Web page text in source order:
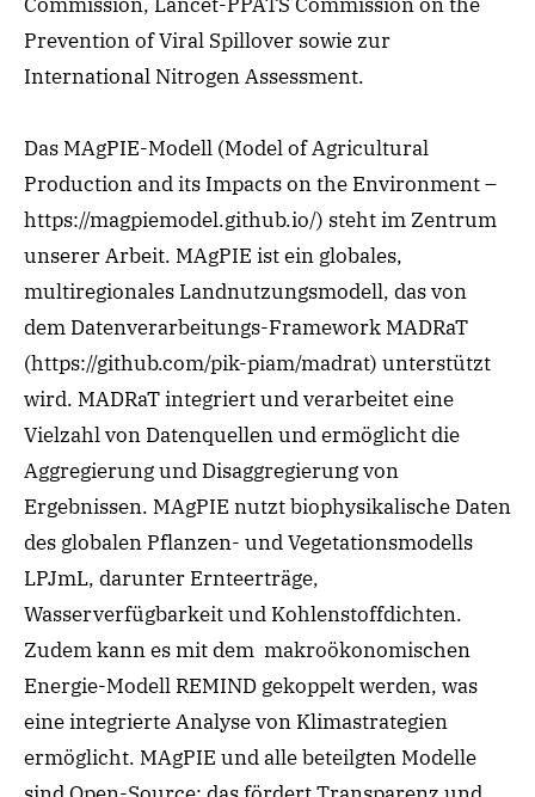
Prevention of Viral Spillover sowie zur
International Nitrogen Assessment.
Das MAgPIE-Modell (Model of Agricultural
Production and its Impacts on the Environment –
https://magpiemodel.github.io/) steht im Zentrum
unserer Arbeit. MAgPIE ist ein globales,
multiregionales Landnutzungsmodell, das von
dem Datenverarbeitungs-Framework MADRaT
(https://github.com/pik-piam/madrat) unterstützt
wird. MADRaT integriert und verarbeitet eine
Vielzahl von Datenquellen und ermöglicht die
Aggregierung und Disaggregierung von
Ergebnissen. MAgPIE nutzt biophysikalische Daten
des globalen Pflanzen- und Vegetationsmodells
LPJmL, darunter Ernteerträge,
Wasserverfügbarkeit und Kohlenstoffdichten.
Zudem kann es mit dem makroökonomischen
Energie-Modell REMIND gekoppelt werden, was
eine integrierte Analyse von Klimastrategien
ermöglicht. MAgPIE und alle beteilgten Modelle